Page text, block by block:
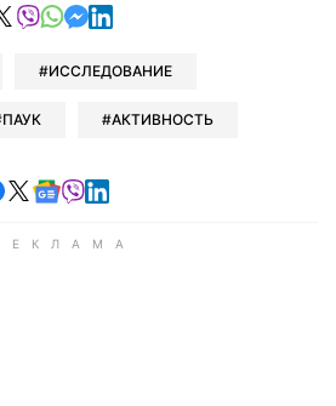
в Telegram
в Facebook
поделиться в X
отправить в Viber
отправить в Whatsapp
отправить в Messenger
отправить в LinkedIn
ИССЛЕДОВАНИЕ
ПАУК АКТИВНОСТЬ
в Telegram
Читайте в Facebook
Читайте в X
Читайте в Google news
Читайте в Viber
Читайте в LinkedIn